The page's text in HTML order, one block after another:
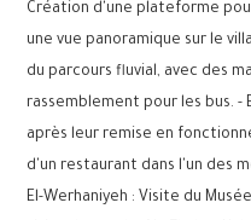
Création d'une plateforme
une vue panoramique sur le
du parcours fluvial, avec des
rassemblement pour les bus. -
après leur remise en
d'un restaurant dans l'un des
El-Werhaniyeh : Visite du